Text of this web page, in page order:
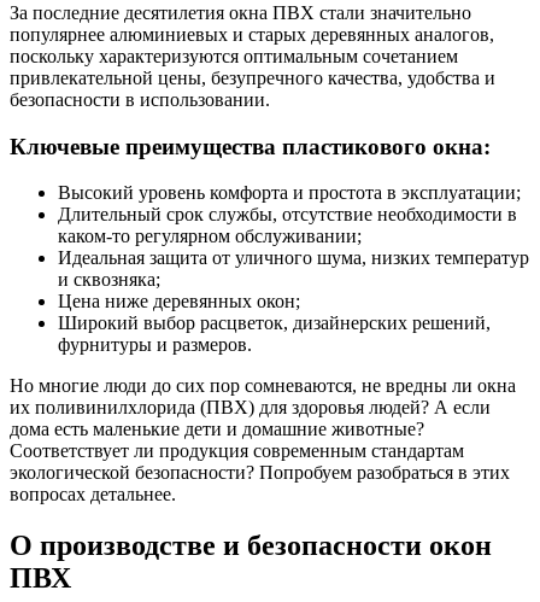
За последние десятилетия окна ПВХ стали значительно
популярнее алюминиевых и старых деревянных аналогов,
поскольку характеризуются оптимальным сочетанием
привлекательной цены, безупречного качества, удобства и
безопасности в использовании.
Ключевые преимущества пластикового окна:
Высокий уровень комфорта и простота в эксплуатации;
Длительный срок службы, отсутствие необходимости в
каком-то регулярном обслуживании;
Идеальная защита от уличного шума, низких температур
и сквозняка;
Цена ниже деревянных окон;
Широкий выбор расцветок, дизайнерских решений,
фурнитуры и размеров.
Но многие люди до сих пор сомневаются, не вредны ли окна
их поливинилхлорида (ПВХ) для здоровья людей? А если
дома есть маленькие дети и домашние животные?
Соответствует ли продукция современным стандартам
экологической безопасности? Попробуем разобраться в этих
вопросах детальнее.
О производстве и безопасности окон
ПВХ